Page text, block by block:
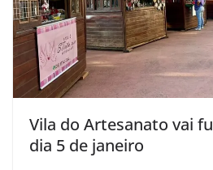
Vila do Artesanato vai
dia 5 de janeiro